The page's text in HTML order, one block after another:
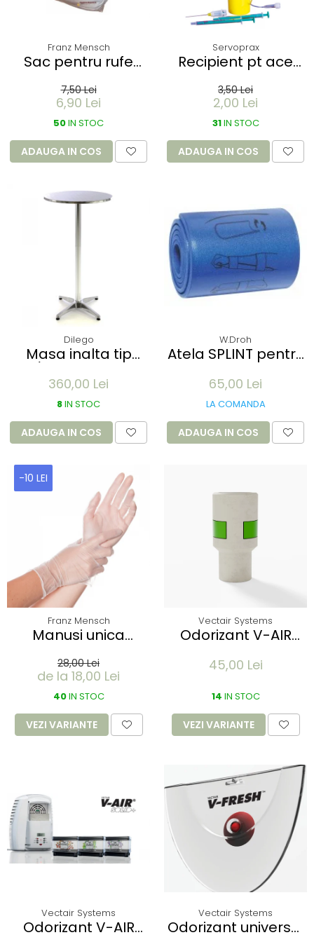
Franz Mensch
Sac pentru rufe
in apa - 60 litri -
66x84 cm / 17 my
7,50 Lei
6,90 Lei
50IN STOC
ADAUGA IN COS
Servoprax
Recipient pt ace
de buzunar 150 ml
3,50 Lei
2,00 Lei
31IN STOC
ADAUGA IN COS
Dilego
Masa inalta tip
60x115cm - aluminiu
optic crom
360,00 Lei
8IN STOC
ADAUGA IN COS
W.Droh
Atela SPLINT pentru
- refolosibila,
impermeabila,
radio-transparenta
- rola 100x11 cm
65,00 Lei
LA COMANDA
ADAUGA IN COS
-10 LEI
Franz Mensch
Manusi unica
LIGHT - Vinyl clear -
calitate light fara
pudra - marime XL
- 100 buc
28,00 Lei
de la 18,00 Lei
40IN STOC
VEZI VARIANTE
Vectair Systems
Odorizant V-AIR
WISTERIA
45,00 Lei
14 IN STOC
VEZI VARIANTE
Vectair Systems
Odorizant V-AIR
Vectair Systems
Odorizant universal